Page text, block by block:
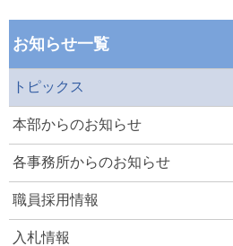
お知らせ一覧
トピックス
本部からのお知らせ
各事務所からのお知らせ
職員採用情報
入札情報